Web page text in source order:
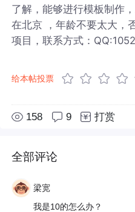
了解，能够进行模板制作
在北京 ，年龄不要太大，
项目，联系方式：
给本帖投票
158 9 打赏
全部评论
梁宽
我是10的怎么办？